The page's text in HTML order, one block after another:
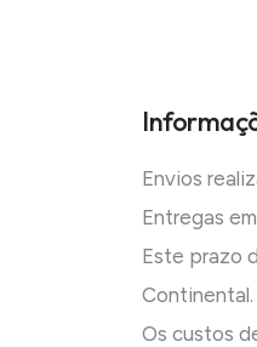
Envios
Entregas
Este prazo
Continental.
Os custos